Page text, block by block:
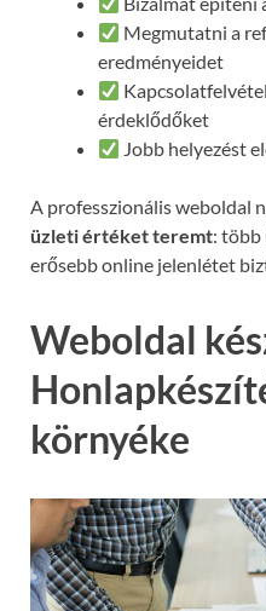
Megmutatni a
eredményeidet
érdeklődőket
Jobb helyezést
A professzionális weboldal
üzleti értéket teremt: több
erősebb online jelenlétet
Weboldal
környéke